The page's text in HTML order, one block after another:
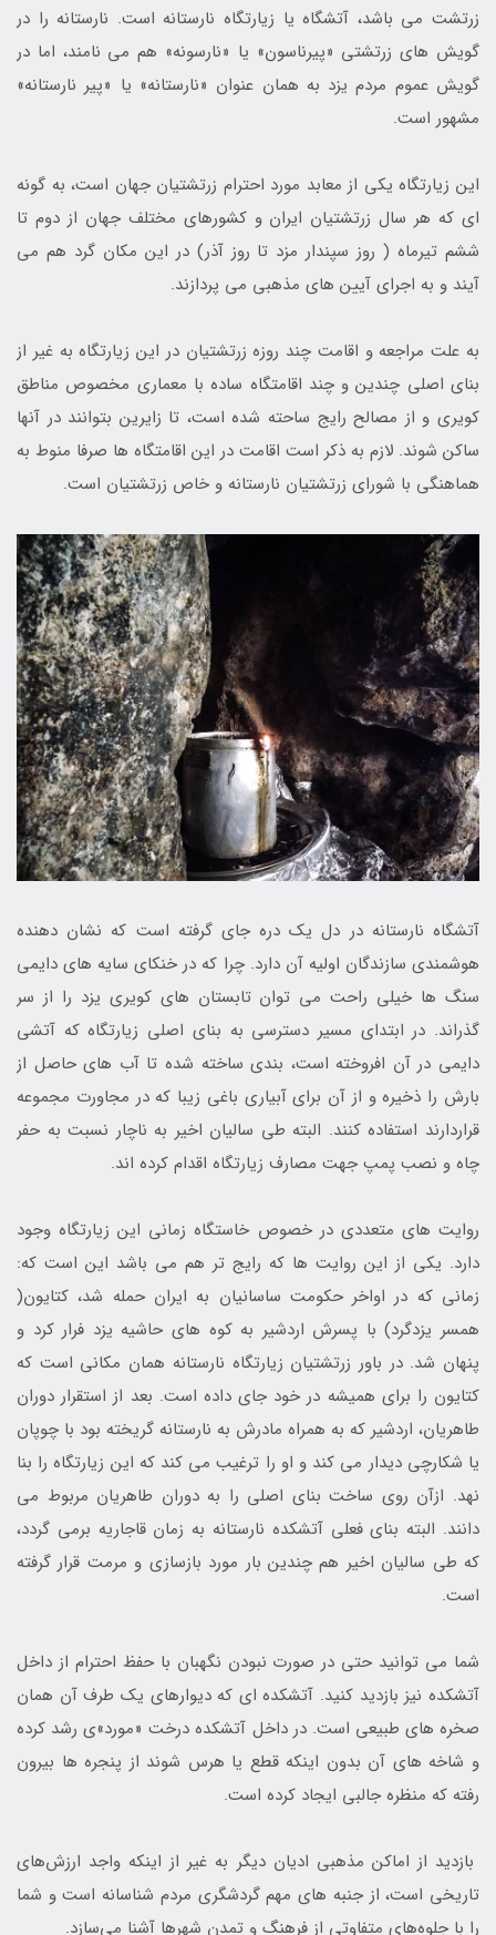
زرتشت می باشد، آتشگاه یا زیارتگاه نارستانه است. نارستانه را در
گویش های زرتشتی «پیرناسون» یا «نارسونه» هم می نامند، اما در
گویش عموم مردم یزد به همان عنوان «نارستانه» یا «پیر نارستانه»
مشهور است.
این زیارتگاه یکی از معابد مورد احترام زرتشتیان جهان است، به گونه
ای که هر سال زرتشتیان ایران و کشورهای مختلف جهان از دوم تا
ششم تیرماه ( روز سپندار مزد تا روز آذر) در این مکان گرد هم می
آیند و به اجرای آیین های مذهبی می پردازند.
به علت مراجعه و اقامت چند روزه زرتشتیان در این زیارتگاه به غیر از
بنای اصلی چندین و چند اقامتگاه ساده با معماری مخصوص مناطق
کویری و از مصالح رایج ساحته شده است، تا زایرین بتوانند در آنها
ساکن شوند. لازم به ذکر است اقامت در این اقامتگاه ها صرفا منوط به
هماهنگی با شورای زرتشتیان نارستانه و خاص زرتشتیان است.
آتشگاه نارستانه در دل یک دره جای گرفته است که نشان دهنده
هوشمندی سازندگان اولیه آن دارد. چرا که در خنکای سایه های دایمی
سنگ ها خیلی راحت می توان تابستان های کویری یزد را از سر
گذراند. در ابتدای مسیر دسترسی به بنای اصلی زیارتگاه که آتشی
دایمی در آن افروخته است، بندی ساخته شده تا آب های حاصل از
بارش را ذخیره و از آن برای آبیاری باغی زیبا که در مجاورت مجموعه
قراردارند استفاده کنند. البته طی سالیان اخیر به ناچار نسبت به حفر
چاه و نصب پمپ جهت مصارف زیارتگاه اقدام کرده اند.
روایت های متعددی در خصوص خاستگاه زمانی این زیارتگاه وجود
دارد. یکی از این روایت ها که رایج تر هم می باشد این است که:
زمانی که در اواخر حکومت ساسانیان به ایران حمله شد، کتایون(
همسر یزدگرد) با پسرش اردشیر به کوه های حاشیه یزد فرار کرد و
پنهان شد. در باور زرتشتیان زیارتگاه نارستانه همان مکانی است که
کتایون را برای همیشه در خود جای داده است. بعد از استقرار دوران
طاهریان، اردشیر که به همراه مادرش به نارستانه گریخته بود با چوپان
یا شکارچی دیدار می کند و او را ترغیب می کند که این زیارتگاه را بنا
نهد. ازآن روی ساخت بنای اصلی را به دوران طاهریان مربوط می
دانند. البته بنای فعلی آتشکده نارستانه به زمان قاجاریه برمی گردد،
که طی سالیان اخیر هم چندین بار مورد بازسازی و مرمت قرار گرفته
است.
شما می توانید حتی در صورت نبودن نگهبان با حفظ احترام از داخل
آتشکده نیز بازدید کنید. آتشکده ای که دیوارهای یک طرف آن همان
صخره های طبیعی است. در داخل آتشکده درخت «مورد»ی رشد کرده
و شاخه های آن بدون اینکه قطع یا هرس شوند از پنجره ها بیرون
رفته که منظره جالبی ایجاد کرده است.
بازدید از اماکن مذهبی ادیان دیگر به غیر از اینکه واجد ارزش‌های
تاریخی است، از جنبه های مهم گردشگری مردم شناسانه است و شما
را با جلوه‌های متفاوتی از فرهنگ و تمدن شهرها آشنا می‌سازد.